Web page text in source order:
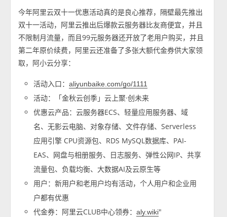
今年阿里云双十一优惠活动真的是良心推荐，隔壁最先推出
双十一活动，阿里云推出后爆款云服务器比友商便宜，并且
不限制月流量，而且99元服务器还开放了老用户购买，并且
第二年原价续费，阿里云还准备了多张大额代金券供大家领
取，阿小云分享：
活动入口：aliyunbaike.com/go/1111
活动：「金秋云创季」云上聚·创未来
优惠云产品：云服务器ECS、轻量应用服务器、域
名、无影云电脑、对象存储、文件存储、Serverless
应用引擎 CPU资源包、RDS MySQL数据库、PAI-
EAS、网盘与相册服务、日志服务、弹性公网IP、共享
流量包、负载均衡、大数据AI及云原生等
用户：新用户和老用户均有活动，个人用户和企业用
户都有优惠
代金券：阿里云CLUB中心领券：aly.wiki"